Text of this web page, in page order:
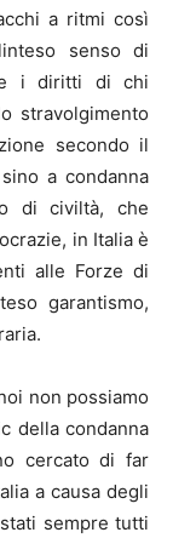
a ritmi così
senso di
i diritti di chi
stravolgimento
secondo il
a condanna
di civiltà, che
in Italia è
alle Forze di
garantismo,
non possiamo
della condanna
cercato di far
a causa degli
sempre tutti